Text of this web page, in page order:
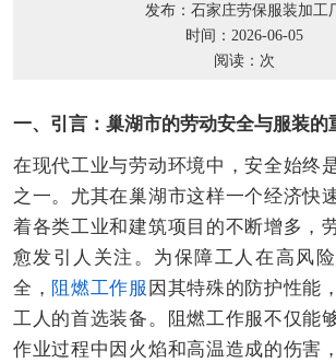
发布：石家庄劳保服装加工
时间：2026-06-05
阅读： 次
一、引言：巢湖市的劳动安全与服装的
在现代工业与劳动环境中，安全始终
之一。尤其在巢湖市这样一个经济快
着各类工业和建筑项目的不断增多，
愈发引人关注。为保障工人在高风
全， 阻燃工作服 因其特殊的防护性能
工人的首选装备。阻燃工作服不仅能
作业过程中因火焰和高温造成的伤害